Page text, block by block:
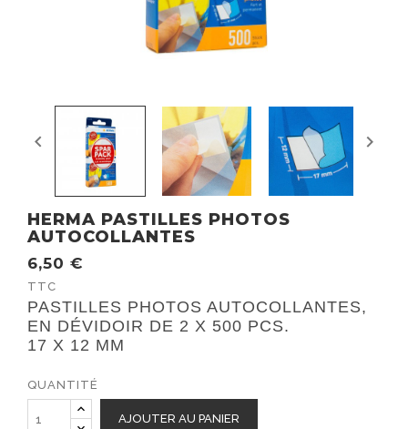
 
HERMA PASTILLES PHOTOS
AUTOCOLLANTES
6,50 €
TTC
PASTILLES PHOTOS AUTOCOLLANTES,
EN DÉVIDOIR DE 2 X 500 PCS.
17 X 12 MM
QUANTITÉ
AJOUTER AU PANIER